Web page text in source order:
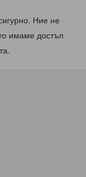
Ние не
имаме достъп